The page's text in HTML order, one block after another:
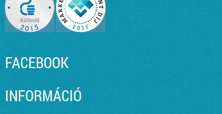
FACEBOOK
INFORMÁCIÓ